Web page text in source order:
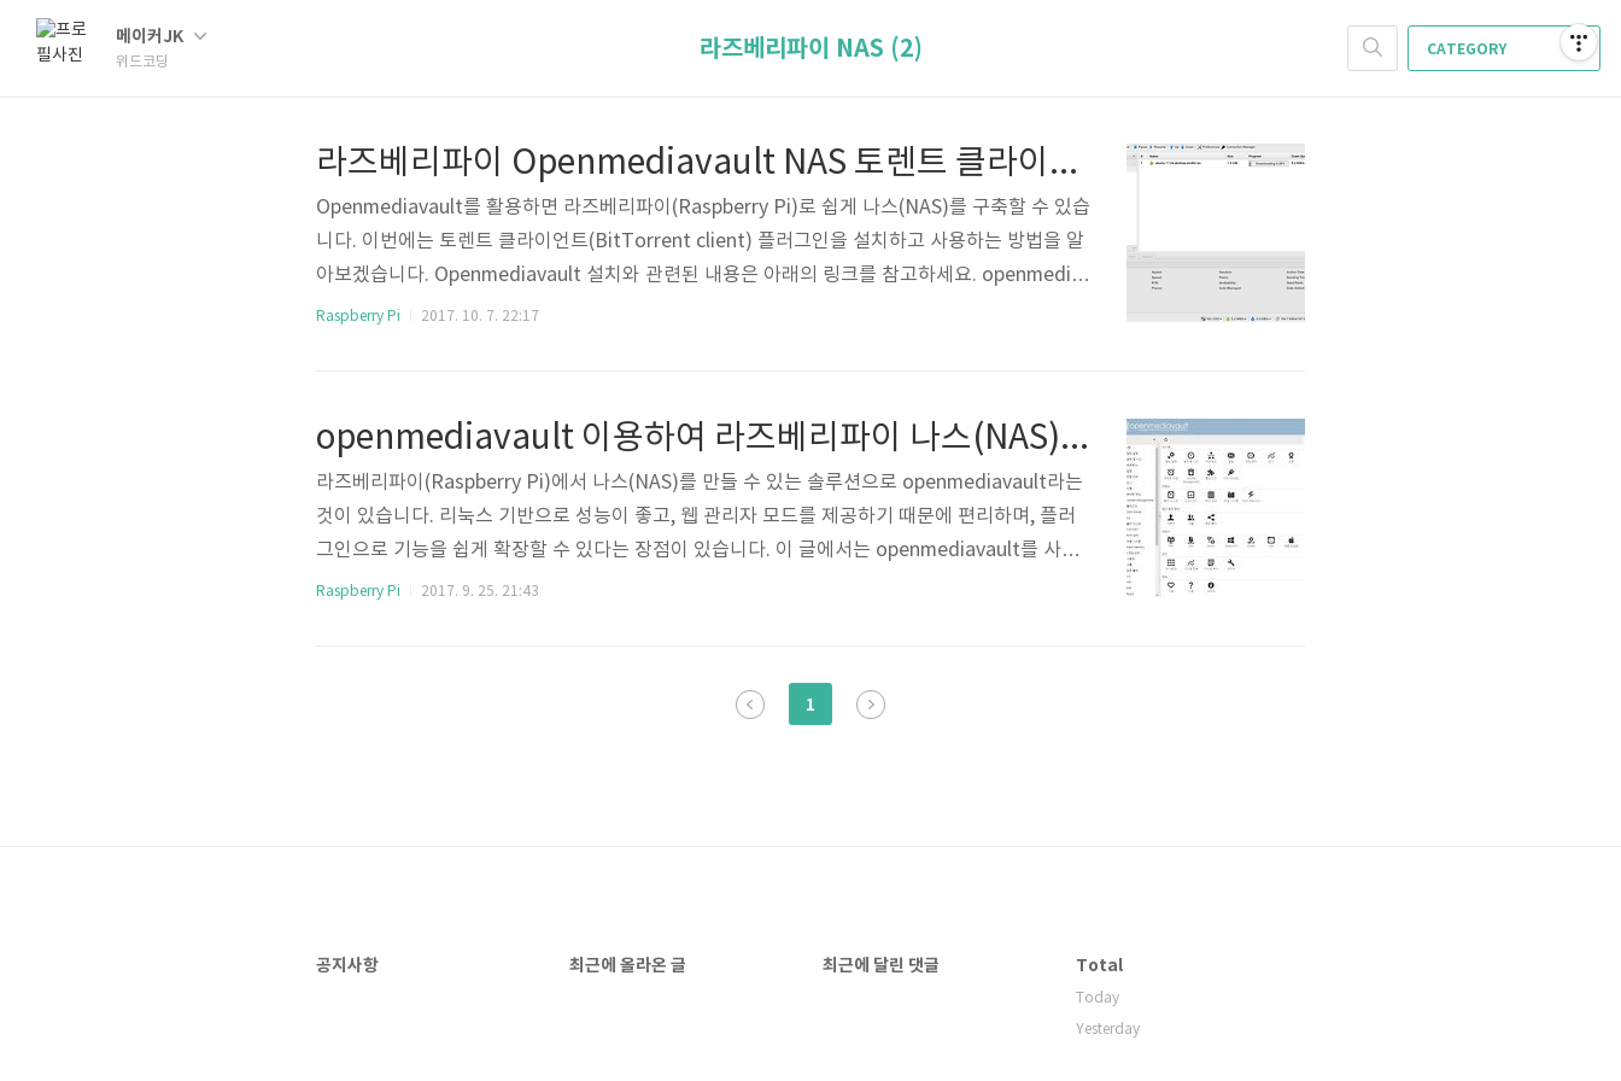
메이커JK
위드코딩
CATEGORY
라즈베리파이 NAS (2)
라즈베리파이 Openmediavault NAS 토렌트 클라이언트 설치 및 다운로드 사용법 (Deluge torrent client)
Openmediavault를 활용하면 라즈베리파이(Raspberry Pi)로 쉽게 나스(NAS)를 구축할 수 있습
니다. 이번에는 토렌트 클라이언트(BitTorrent client) 플러그인을 설치하고 사용하는 방법을 알
아보겠습니다. Openmediavault 설치와 관련된 내용은 아래의 링크를 참고하세요. openmedia
vault 이용하여 라즈베리파이 나스(NAS) 만들기 (FTP 파일서버 구축 방법) 라즈베리파이 Open
Raspberry Pi 2017. 10. 7. 22:17
openmediavault 이용하여 라즈베리파이 나스(NAS) 만들기 (FTP 파일서버 구축 방법)
라즈베리파이(Raspberry Pi)에서 나스(NAS)를 만들 수 있는 솔루션으로 openmediavault라는
것이 있습니다. 리눅스 기반으로 성능이 좋고, 웹 관리자 모드를 제공하기 때문에 편리하며, 플러
그인으로 기능을 쉽게 확장할 수 있다는 장점이 있습니다. 이 글에서는 openmediavault를 사용
하여 나스를 구축하는 방법을 간략히 설명합니다. 라즈베리파이 NAS 구축 방법 (openmediavau
을 추천합니다. openmediavault는 오래된 라즈베리파이는 지원하지..
Raspberry Pi 2017. 9. 25. 21:43
1
공지사항 최근에 올라온 글 최근에 달린 댓글 Total
Today
Yesterday